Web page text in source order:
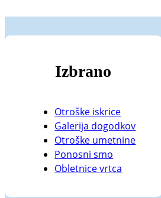
Izbrano
Otroške iskrice
Galerija dogodkov
Otroške umetnine
Ponosni smo
Obletnice vrtca